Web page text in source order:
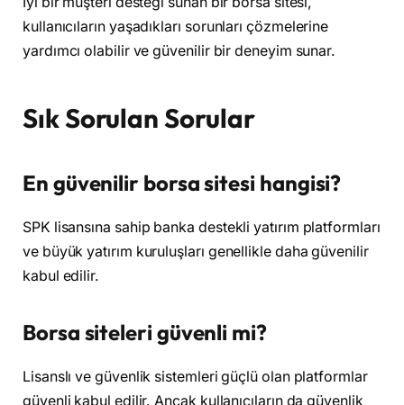
kullanıcıların yaşadıkları sorunları çözmelerine
yardımcı olabilir ve güvenilir bir deneyim sunar.
Sık Sorulan Sorular
En güvenilir borsa sitesi hangisi?
SPK lisansına sahip banka destekli yatırım platformları
ve büyük yatırım kuruluşları genellikle daha güvenilir
kabul edilir.
Borsa siteleri güvenli mi?
Lisanslı ve güvenlik sistemleri güçlü olan platformlar
güvenli kabul edilir. Ancak kullanıcıların da güvenlik